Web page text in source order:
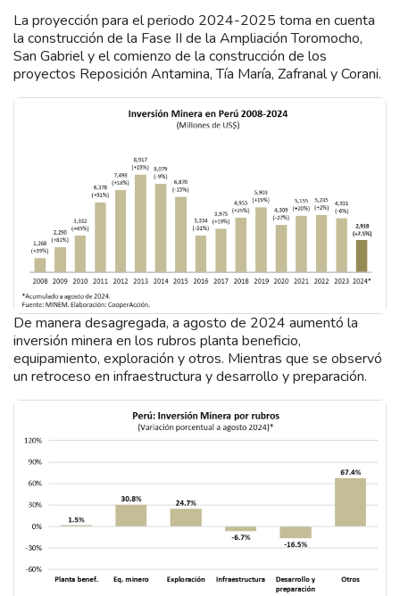
La proyección para el periodo 2024-2025 toma en cuenta
la construcción de la Fase II de la Ampliación Toromocho,
San Gabriel y el comienzo de la construcción de los
proyectos Reposición Antamina, Tía María, Zafranal y Corani.
De manera desagregada, a agosto de 2024 aumentó la
inversión minera en los rubros planta beneficio,
equipamiento, exploración y otros. Mientras que se observó
un retroceso en infraestructura y desarrollo y preparación.